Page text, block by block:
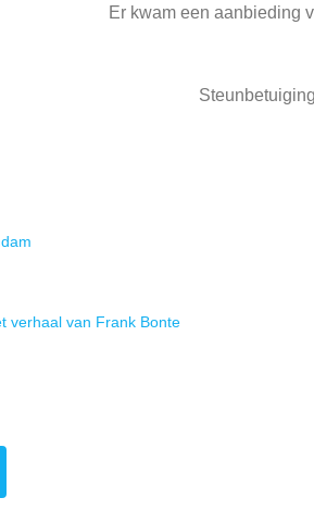
Er kwam een aanbieding
verhaal van Frank Bonte